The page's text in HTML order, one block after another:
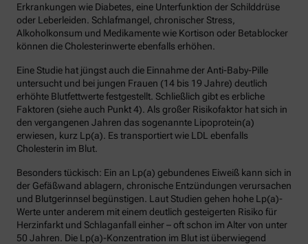
Erkrankungen wie Diabetes, eine Unterfunktion der Schilddrüse
oder Leberleiden. Schlafmangel, chronischer Stress,
Alkoholkonsum und Medikamente wie Kortison oder Betablocker
können die Cholesterinwerte ebenfalls erhöhen.
Eine Studie hat jüngst auch die Einnahme der Anti-Baby-Pille
untersucht und bei jungen Frauen (14 bis 19 Jahre) deutlich
erhöhte Blutfettwerte festgestellt. Schließlich gibt es erbliche
Faktoren (siehe auch Punkt 4). Als großer Risikofaktor hat sich in
den vergangenen Jahren das sogenannte Lipoprotein(a)
erwiesen, kurz Lp(a). Es transportiert wie LDL ebenfalls
Cholesterin im Blut.
Besonders tückisch: Ein an Lp(a) gebundenes Eiweiß kann sich in
der Gefäßwand ablagern, chronische Entzündungen verursachen
und Blutgerinnsel begünstigen. Laut Studien gehen hohe Lp(a)-
Werte unter anderem mit einem deutlich gesteigerten Risiko für
Herzinfarkt und Schlaganfall einher – oft schon im Alter von unter
50 Jahren. Die Lp(a)-Konzentration im Blut ist überwiegend